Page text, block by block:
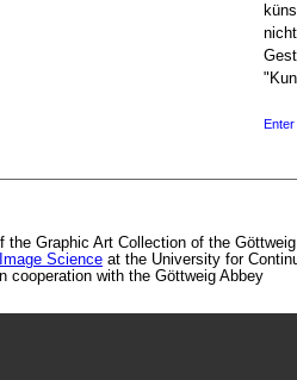
Enter
the Graphic Art Collection of the
Science at the University for
cooperation with the Göttweig Abbey